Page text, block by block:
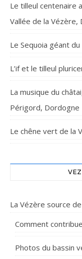
Le tilleul centenaire
Vallée de la Vézère,
Le Sequoia géant
L’if et le tilleul
La musique du
Périgord, Dordogne
Le chêne vert de la
La Vézère source
Comment
Photos du bassin